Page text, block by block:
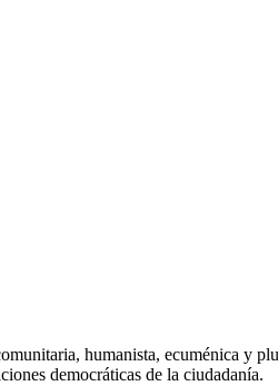
humanista, ecuménica y
democráticas de la ciudadanía.